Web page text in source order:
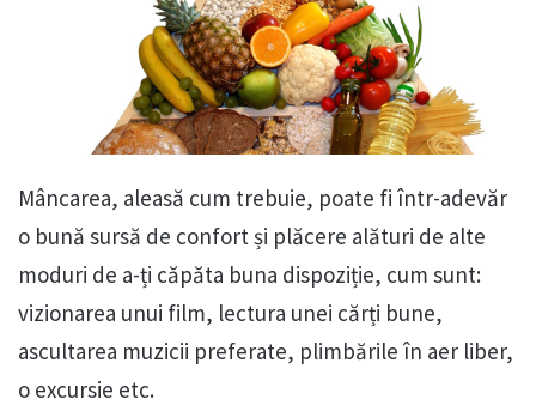
Mâncarea, aleasă cum trebuie, poate fi într-adevăr
o bună sursă de confort și plăcere alături de alte
moduri de a-ți căpăta buna dispoziție, cum sunt:
vizionarea unui film, lectura unei cărți bune,
ascultarea muzicii preferate, plimbările în aer liber,
o excursie etc.